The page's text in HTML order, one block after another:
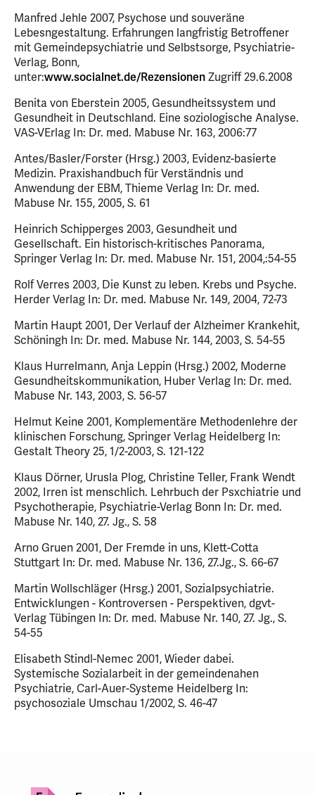
Manfred Jehle 2007, Psychose und souveräne
Lebesngestaltung. Erfahrungen langfristig Betroffener
mit Gemeindepsychiatrie und Selbstsorge, Psychiatrie-
Verlag, Bonn,
unter:www.socialnet.de/Rezensionen Zugriff 29.6.2008
Benita von Eberstein 2005, Gesundheitssystem und
Gesundheit in Deutschland. Eine soziologische Analyse.
VAS-VErlag In: Dr. med. Mabuse Nr. 163, 2006:77
Antes/Basler/Forster (Hrsg.) 2003, Evidenz-basierte
Medizin. Praxishandbuch für Verständnis und
Anwendung der EBM, Thieme Verlag In: Dr. med.
Mabuse Nr. 155, 2005, S. 61
Heinrich Schipperges 2003, Gesundheit und
Gesellschaft. Ein historisch-kritisches Panorama,
Springer Verlag In: Dr. med. Mabuse Nr. 151, 2004,:54-55
Rolf Verres 2003, Die Kunst zu leben. Krebs und Psyche.
Herder Verlag In: Dr. med. Mabuse Nr. 149, 2004, 72-73
Martin Haupt 2001, Der Verlauf der Alzheimer Krankehit,
Schöningh In: Dr. med. Mabuse Nr. 144, 2003, S. 54-55
Klaus Hurrelmann, Anja Leppin (Hrsg.) 2002, Moderne
Gesundheitskommunikation, Huber Verlag In: Dr. med.
Mabuse Nr. 143, 2003, S. 56-57
Helmut Keine 2001, Komplementäre Methodenlehre der
klinischen Forschung, Springer Verlag Heidelberg In:
Gestalt Theory 25, 1/2-2003, S. 121-122
Klaus Dörner, Urusla Plog, Christine Teller, Frank Wendt
2002, Irren ist menschlich. Lehrbuch der Psxchiatrie und
Psychotherapie, Psychiatrie-Verlag Bonn In: Dr. med.
Mabuse Nr. 140, 27. Jg., S. 58
Arno Gruen 2001, Der Fremde in uns, Klett-Cotta
Stuttgart In: Dr. med. Mabuse Nr. 136, 27.Jg., S. 66-67
Martin Wollschläger (Hrsg.) 2001, Sozialpsychiatrie.
Entwicklungen - Kontroversen - Perspektiven, dgvt-
Verlag Tübingen In: Dr. med. Mabuse Nr. 140, 27. Jg., S.
54-55
Elisabeth Stindl-Nemec 2001, Wieder dabei.
Systemische Sozialarbeit in der gemeindenahen
Psychiatrie, Carl-Auer-Systeme Heidelberg In:
psychosoziale Umschau 1/2002, S. 46-47